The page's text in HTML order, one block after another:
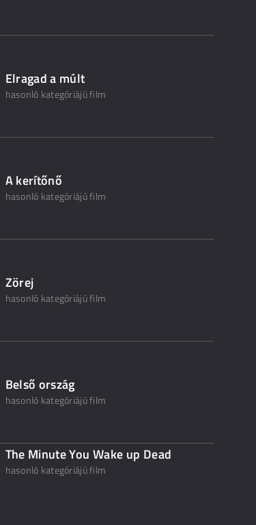
Elragad a múlt
hasonló kategóriájú film
A kerítőnő
hasonló kategóriájú film
Zörej
hasonló kategóriájú film
Belső ország
hasonló kategóriájú film
The Minute You Wake up Dead
hasonló kategóriájú film